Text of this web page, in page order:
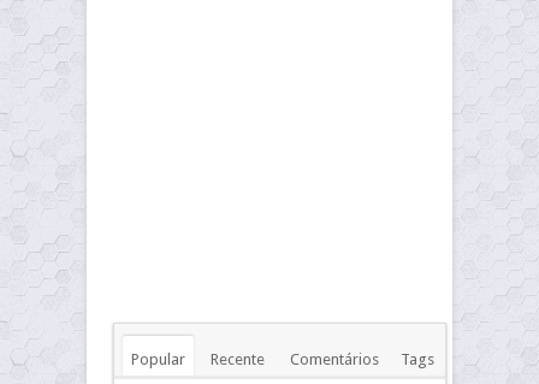
Popular Recente Comentários Tags